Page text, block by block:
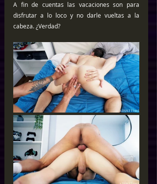
A fin de cuentas las vacaciones son para
disfrutar a lo loco y no darle vueltas a la
cabeza. ¿Verdad?